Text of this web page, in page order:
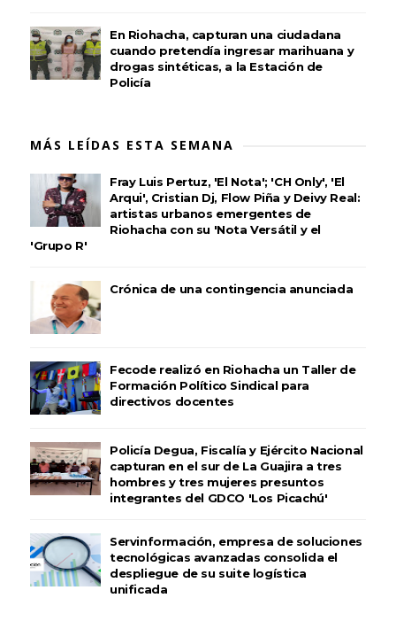
En Riohacha, capturan una ciudadana
cuando pretendía ingresar marihuana y
drogas sintéticas, a la Estación de
Policía
MÁS LEÍDAS ESTA SEMANA
Fray Luis Pertuz, 'El Nota'; 'CH Only', 'El
Arqui', Cristian Dj, Flow Piña y Deivy Real:
artistas urbanos emergentes de
Riohacha con su 'Nota Versátil y el
'Grupo R'
Crónica de una contingencia anunciada
Fecode realizó en Riohacha un Taller de
Formación Político Sindical para
directivos docentes
Policía Degua, Fiscalía y Ejército Nacional
capturan en el sur de La Guajira a tres
hombres y tres mujeres presuntos
integrantes del GDCO 'Los Picachú'
Servinformación, empresa de soluciones
tecnológicas avanzadas consolida el
despliegue de su suite logística
unificada